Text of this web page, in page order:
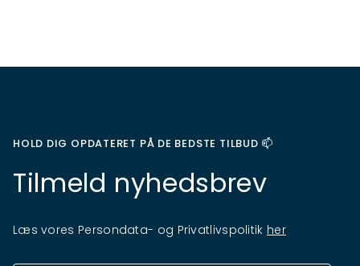
HOLD DIG OPDATERET PÅ DE BEDSTE TILBUD 📫
Tilmeld nyhedsbrev
Læs vores Persondata- og Privatlivspolitik her